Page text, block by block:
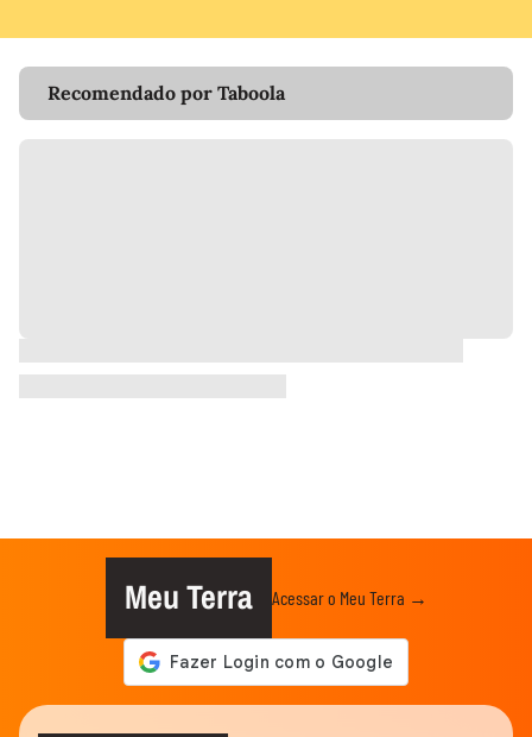
Recomendado por Taboola
Meu Terra Acessar o Meu Terra →